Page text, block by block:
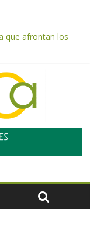
que afrontan los
almendra
las inclemencias
autoriza el
la PAC de
los alimentos de